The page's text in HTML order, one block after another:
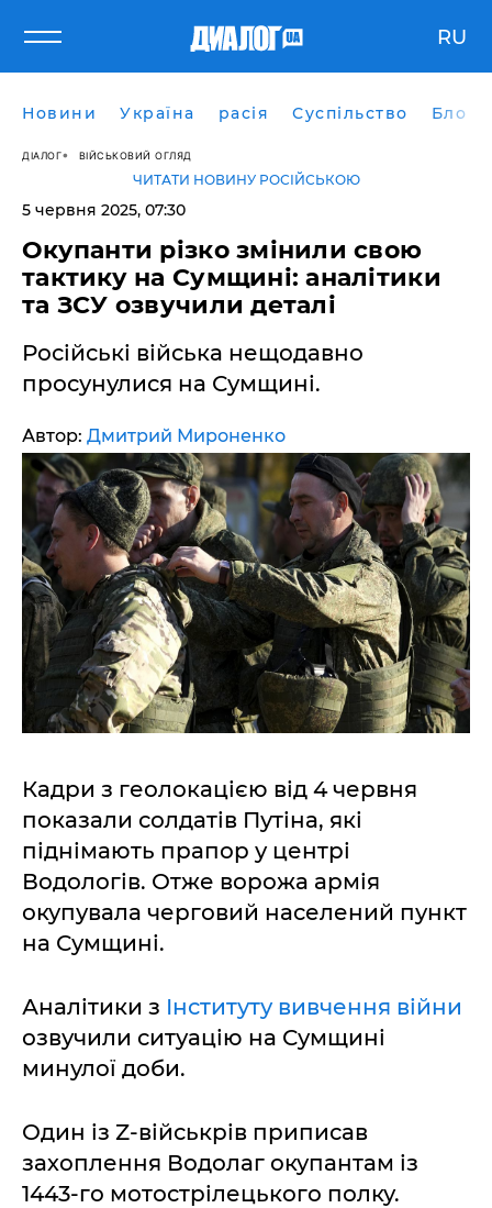
RU
Новини Україна расія Суспільство Блоги
ДІАЛОГ ВІЙСЬКОВИЙ ОГЛЯД
ЧИТАТИ НОВИНУ РОСІЙСЬКОЮ
5 червня 2025, 07:30
Окупанти різко змінили свою
тактику на Сумщині: аналітики
та ЗСУ озвучили деталі
Російські війська нещодавно
просунулися на Сумщині.
Автор: Дмитрий Мироненко
Кадри з геолокацією від 4 червня
показали солдатів Путіна, які
піднімають прапор у центрі
Водологів. Отже ворожа армія
окупувала черговий населений пункт
на Сумщині.
Аналітики з Інституту вивчення війни
озвучили ситуацію на Сумщині
минулої доби.
Один із Z-військрів приписав
захоплення Водолаг окупантам із
1443-го мотострілецького полку.